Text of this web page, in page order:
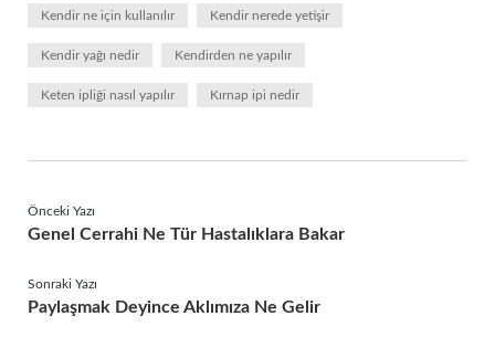
Kendir ne için kullanılır Kendir nerede yetişir
Kendir yağı nedir Kendirden ne yapılır
Keten ipliği nasıl yapılır Kırnap ipi nedir
Önceki Yazı
Genel Cerrahi Ne Tür Hastalıklara Bakar
Sonraki Yazı
Paylaşmak Deyince Aklımıza Ne Gelir